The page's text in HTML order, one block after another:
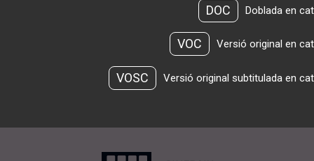
DOC Doblada en
VOC Versió original en
VOSC Versió original subtitulada en